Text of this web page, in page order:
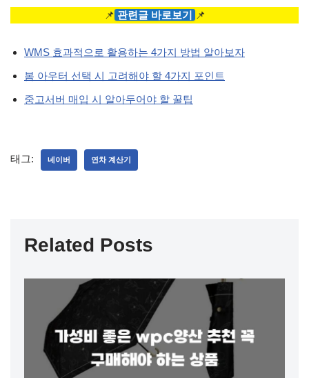
📌 관련글 바로보기 📌
WMS 효과적으로 활용하는 4가지 방법 알아보자
봄 아우터 선택 시 고려해야 할 4가지 포인트
중고서버 매입 시 알아두어야 할 꿀팁
태그: 네이버 연차 계산기
Related Posts